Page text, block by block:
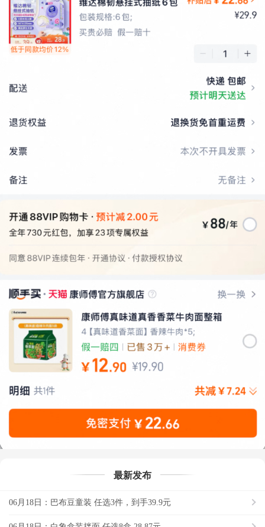
最新发布
06月18日：巴布豆童装 任选3件，到手39.9元